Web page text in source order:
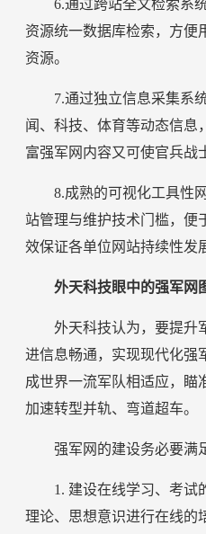
6.通过跨站全文检索系
资源统一数据库检索，方便
资源。
7.通过独立信息采集系
闻、科技、体育等动态信息
富强军网内容又可使官兵战
8.成熟的可视化工具性
站管理与维护技术门槛，便
效保证各单位网站持续性发
外天科技眼中的强军网
外天科技认为，要提升
进信息畅通，实现现代化强
成世界一流军队相适应，瞄
加速转型并轨、弯道超车。
强军网的建设务必要满
1. 建设在线学习、考试
理论、思想意识进行在线的